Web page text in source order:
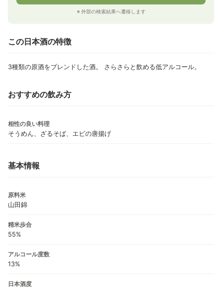
※ 外部の検索結果へ遷移します
この日本酒の特徴
3種類の原酒をブレンドした酒。 さらさらと飲める低アルコール。
おすすめの飲み方
相性の良い料理
そうめん、ざるそば、エビの唐揚げ
基本情報
原料米
山田錦
精米歩合
55%
アルコール度数
13%
日本酒度